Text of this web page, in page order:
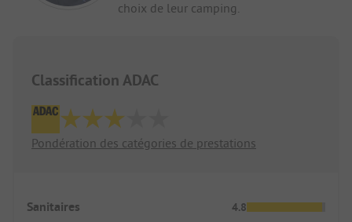
choix de leur camping.
Classification ADAC
Pondération des catégories de prestations
Sanitaires 4.8